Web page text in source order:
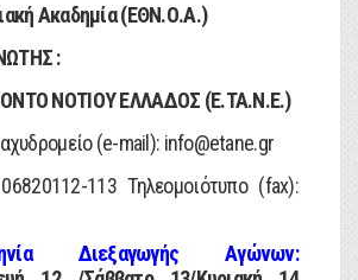
Ακαδημία (ΕΘΝ.Ο.Α.)
:
ΝΟΤΙΟΥ ΕΛΛΑΔΟΣ (Ε.ΤΑ.Ν.Ε.)
(e-mail): info@etane.gr
113 Τηλεομοιότυπο (fax):
Διεξαγωγής Αγώνων: